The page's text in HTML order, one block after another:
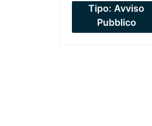
Tipo: Avviso
Pubblico